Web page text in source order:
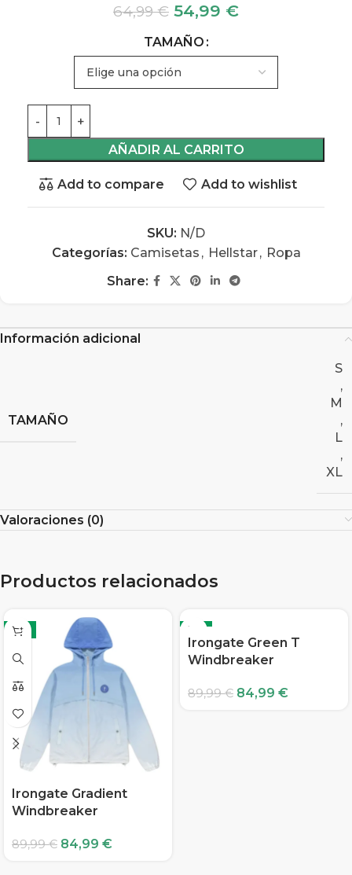
64,99€ 54,99 €
TAMAÑO
AÑADIR AL CARRITO
Add to compare Add to wishlist
SKU: N/D
Categorías: Camisetas , Hellstar, Ropa
Share:
Información adicional
TAMAÑO
S
,
M
,
L
,
XL
Valoraciones (0)
Productos relacionados
-6%
Irongate Gradient
Windbreaker
89,99€ 84,99 €
-6%
Irongate Green T
Windbreaker
89,99€ 84,99 €